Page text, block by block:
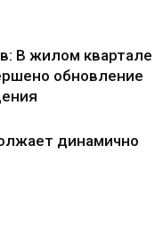
В жилом квартале
обновление
динамично